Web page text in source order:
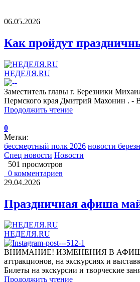
06.05.2026
Как пройдут
НЕДЕЛЯ.RU
Заместитель главы г. Березники
Пермского края Дмитрий Махонин . - В
Продолжить чтение
0
Метки:
бессмертный полк 2026 новости
Спец новости Новости
501 просмотров
0 комментариев
29.04.2026
Праздничная афиша
НЕДЕЛЯ.RU
ВНИМАНИЕ! ИЗМЕНЕНИЯ В АФИШЕ.
аттракционов, на экскурсиях и
Билеты на экскурсии и творческие
Продолжить чтение